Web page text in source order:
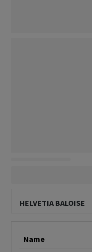
HELVETIA BALOISE
Name